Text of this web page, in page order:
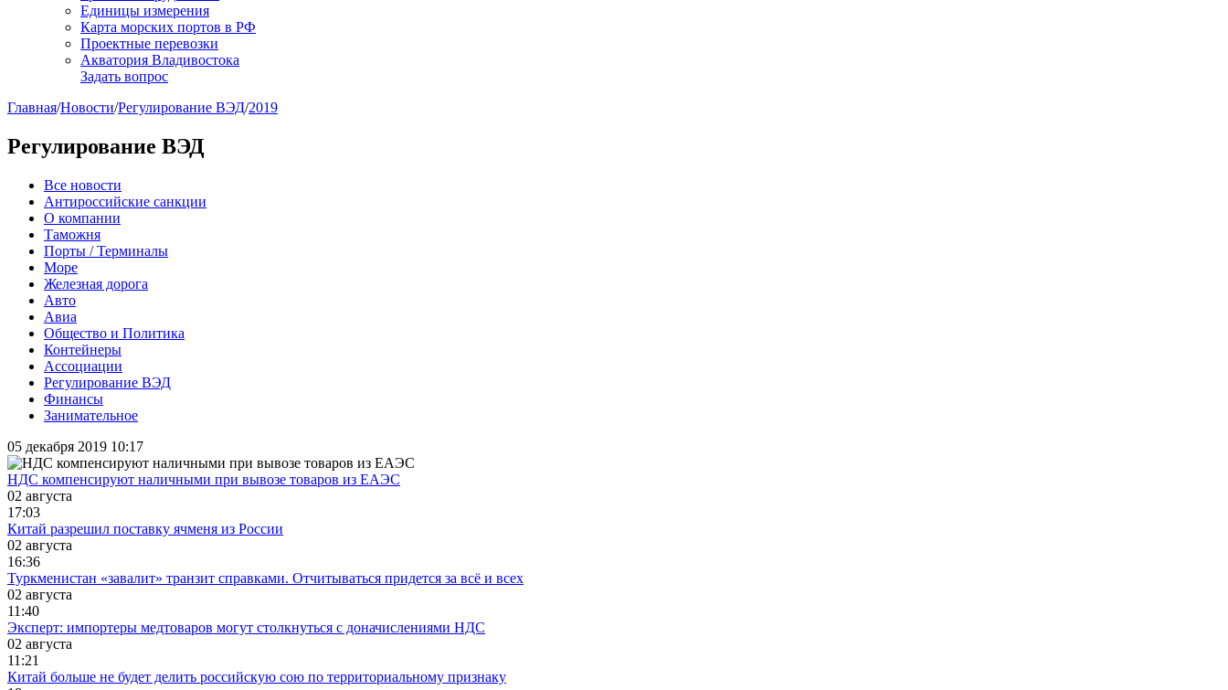
Единицы измерения
Карта морских портов в РФ
Проектные перевозки
Акватория Владивостока
Задать вопрос
Главная/Новости/Регулирование ВЭД/2019
Регулирование ВЭД
Все новости
Антироссийские санкции
О компании
Таможня
Порты / Терминалы
Море
Железная дорога
Авто
Авиа
Общество и Политика
Контейнеры
Ассоциации
Регулирование ВЭД
Финансы
Занимательное
05 декабря 2019 10:17
НДС компенсируют наличными при вывозе товаров из ЕАЭС
02 августа
17:03
Китай разрешил поставку ячменя из России
02 августа
16:36
Туркменистан «завалит» транзит справками. Отчитываться придется за всё и всех
02 августа
11:40
Эксперт: импортеры медтоваров могут столкнуться с доначислениями НДС
02 августа
11:21
Китай больше не будет делить российскую сою по территориальному признаку